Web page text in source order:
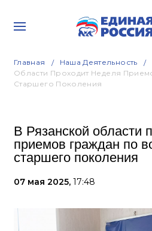
Главная Наша Деятельность
Области Проходит Неделя
Старшего Поколения
В Рязанской области
приемов граждан по
старшего поколения
07 мая 2025, 17:48